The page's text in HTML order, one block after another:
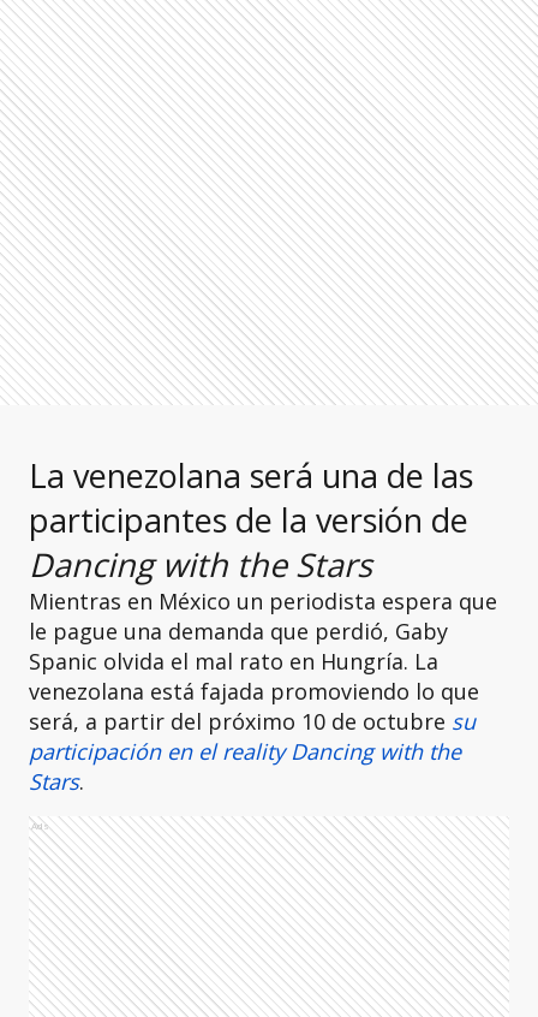
La venezolana será una de las
participantes de la versión de
Dancing with the Stars
Mientras en México un periodista espera que
le pague una demanda que perdió, Gaby
Spanic olvida el mal rato en Hungría. La
venezolana está fajada promoviendo lo que
será, a partir del próximo 10 de octubre su
participación en el realityDancing with the
Stars.
Ads